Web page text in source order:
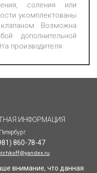
соления или
укомплектованы
Возможна
дополнительной
производителя
ИНФОРМАЦИЯ
860-78-47
внимание, что данная